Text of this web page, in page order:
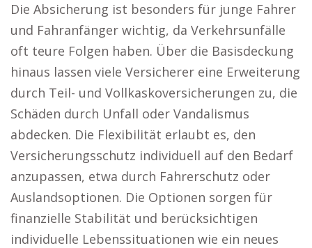
Die Absicherung ist besonders für junge Fahrer
und Fahranfänger wichtig, da Verkehrsunfälle
oft teure Folgen haben. Über die Basisdeckung
hinaus lassen viele Versicherer eine Erweiterung
durch Teil- und Vollkaskoversicherungen zu, die
Schäden durch Unfall oder Vandalismus
abdecken. Die Flexibilität erlaubt es, den
Versicherungsschutz individuell auf den Bedarf
anzupassen, etwa durch Fahrerschutz oder
Auslandsoptionen. Die Optionen sorgen für
finanzielle Stabilität und berücksichtigen
individuelle Lebenssituationen wie ein neues